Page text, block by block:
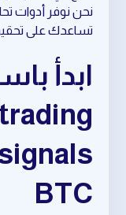
نحن نوفر أدوات
تساعدك على
ابدأ
BTC